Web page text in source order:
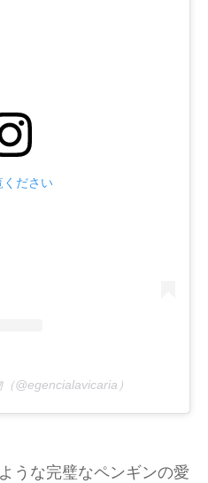
ださい
@egencialavicaria）
うな完璧なペンギンの愛